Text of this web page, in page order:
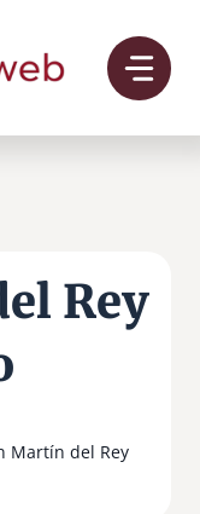
Rey
Martín del Rey